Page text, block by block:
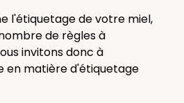
l'étiquetage de votre miel,
de règles à
invitons donc à
en matière d'étiquetage